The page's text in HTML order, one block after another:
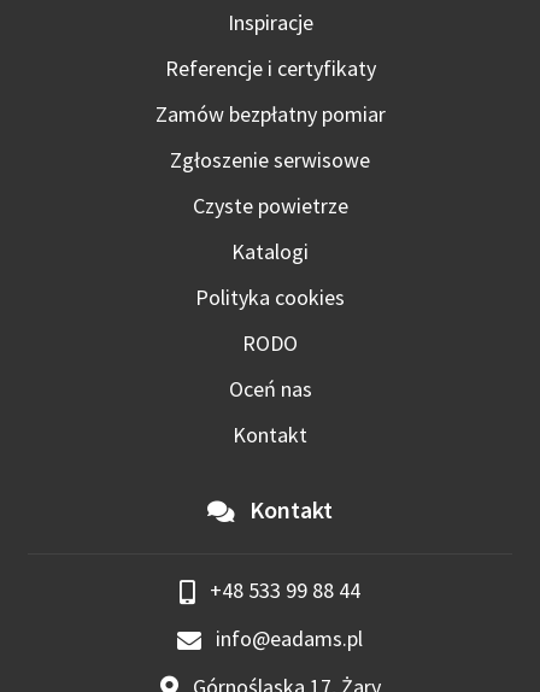
Inspiracje
Referencje i certyfikaty
Zamów bezpłatny pomiar
Zgłoszenie serwisowe
Czyste powietrze
Katalogi
Polityka cookies
RODO
Oceń nas
Kontakt
Kontakt
+48 533 99 88 44
info@eadams.pl
Górnośląska 17, Żary